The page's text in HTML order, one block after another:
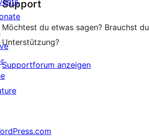
reviews
Support
Möchtest du etwas sagen? Brauchst du
Unterstützung?
Supportforum anzeigen